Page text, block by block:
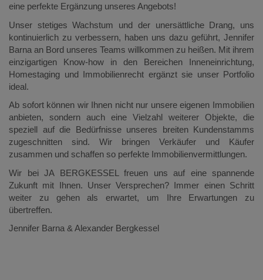
eine perfekte Ergänzung unseres Angebots!
Unser stetiges Wachstum und der unersättliche Drang, uns
kontinuierlich zu verbessern, haben uns dazu geführt, Jennifer
Barna an Bord unseres Teams willkommen zu heißen. Mit ihrem
einzigartigen Know-how in den Bereichen Inneneinrichtung,
Homestaging und Immobilienrecht ergänzt sie unser Portfolio
ideal.
Ab sofort können wir Ihnen nicht nur unsere eigenen Immobilien
anbieten, sondern auch eine Vielzahl weiterer Objekte, die
speziell auf die Bedürfnisse unseres breiten Kundenstamms
zugeschnitten sind. Wir bringen Verkäufer und Käufer
zusammen und schaffen so perfekte Immobilienvermittlungen.
Wir bei JA BERGKESSEL freuen uns auf eine spannende
Zukunft mit Ihnen. Unser Versprechen? Immer einen Schritt
weiter zu gehen als erwartet, um Ihre Erwartungen zu
übertreffen.
Jennifer Barna & Alexander Bergkessel